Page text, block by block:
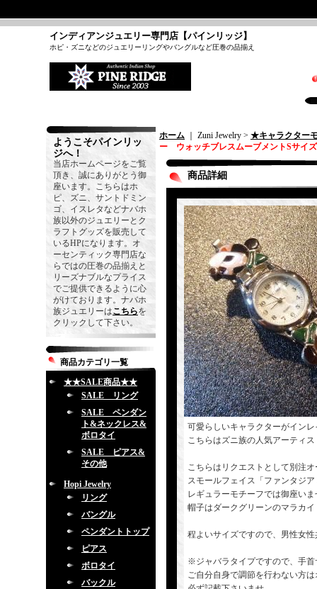
インディアンジュエリー専門店【パインリッジ】
ホピ・ズニなどのジュエリーリングやバングルなど圧巻の品揃え
ようこそパインリッ
ジへ！
当店ホームページをご覧
頂き、誠にありがとう御
座います。こちらはホ
ピ、ズニ、サントドミン
ゴ、イスレタなどナバホ
族以外のジュエリーとク
ラフトグッズを販売して
いるHPになります。オ
ーセンティック専門店な
らではの圧巻の品揃えと
リーズナブルなプライス
でご提供できるように心
がけております。ナバホ
族ジュエリーはこちらを
クリックして下さい。
商品カテゴリ一覧
★★SALE商品★★
SALE リング
SALE ペンダン
ト&ネックレス&
ボロタイ
SALE ピアス&
その他
Hopi Jewelry
リング
バングル
ペンダントトップ
ピアス
ボロタイ
バックル
ホーム ｜ Zuni Jewelry > ★キャラクター
ー ウォッチブレスムーブメントSサイズ
商品詳細
可愛らしいキャラクターがイン
こちらはズニ族の人気アーティ
こちらはリクエストとして別注
スモールフェイス「ファンタジ
レギュラーモチーフでは御座い
帽子はダークグリーンのマラカ
程よいサイズですので、男性女
※ジャバラタイプですので、手
ご自分自身で調節を行わない方